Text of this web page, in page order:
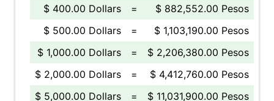
$ 400.00 Dollars
=
$ 882,552.00 Pesos
$ 500.00 Dollars
=
$ 1,103,190.00 Pesos
$ 1,000.00 Dollars
=
$ 2,206,380.00 Pesos
$ 2,000.00 Dollars
=
$ 4,412,760.00 Pesos
$ 5,000.00 Dollars
= $ 11,031,900.00 Pesos